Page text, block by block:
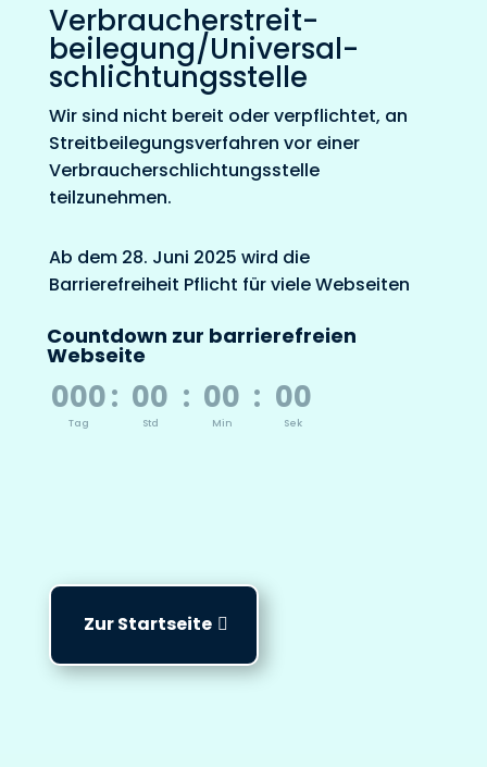
Verbraucher­streit­
beilegung/Universal­
schlichtungs­stelle
Wir sind nicht bereit oder verpflichtet, an
Streitbeilegungsverfahren vor einer
Verbraucherschlichtungsstelle
teilzunehmen.
Ab dem 28. Juni 2025 wird die
Barrierefreiheit Pflicht für viele Webseiten
Countdown zur barrierefreien
Webseite
000
Tag
: 00
Std
: 00
Min
: 00
Sek
Zur Startseite